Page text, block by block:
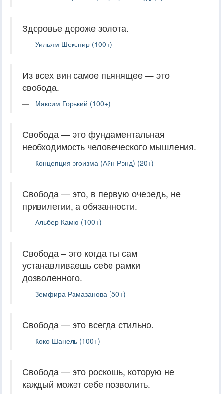
Здоровье дороже золота.
Уильям Шекспир (100+)
Из всех вин самое пьянящее — это
свобода.
Максим Горький (100+)
Свобода — это фундаментальная
необходимость человеческого мышления.
Концепция эгоизма (Айн Рэнд) (20+)
Свобода — это, в первую очередь, не
привилегии, а обязанности.
Альбер Камю (100+)
Свобода – это когда ты сам
устанавливаешь себе рамки
дозволенного.
Земфира Рамазанова (50+)
Свобода — это всегда стильно.
Коко Шанель (100+)
Свобода — это роскошь, которую не
каждый может себе позволить.